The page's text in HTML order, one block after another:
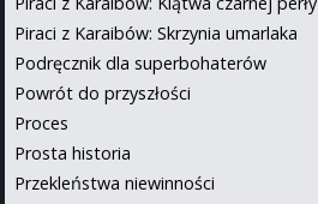
Piraci z Karaibów: Skrzynia umarlaka
Podręcznik dla superbohaterów
Powrót do przyszłości
Proces
Prosta historia
Przekleństwa niewinności